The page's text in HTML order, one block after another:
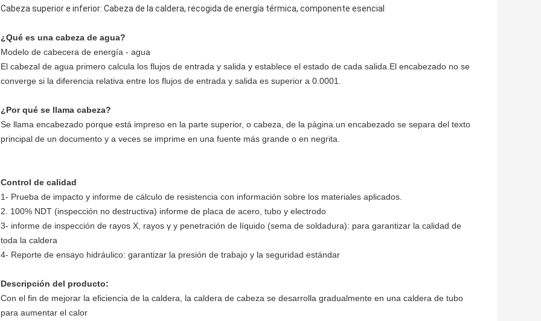
Cabeza superior e inferior: Cabeza de la caldera, recogida de energía térmica, componente esencial
¿Qué es una cabeza de agua?
Modelo de cabecera de energía - agua
El cabezal de agua primero calcula los flujos de entrada y salida y establece el estado de cada salida.El encabezado no se
converge si la diferencia relativa entre los flujos de entrada y salida es superior a 0.0001.
¿Por qué se llama cabeza?
Se llama encabezado porque está impreso en la parte superior, o cabeza, de la página.un encabezado se separa del texto
principal de un documento y a veces se imprime en una fuente más grande o en negrita.
Control de calidad
1- Prueba de impacto y informe de cálculo de resistencia con información sobre los materiales aplicados.
2. 100% NDT (inspección no destructiva) informe de placa de acero, tubo y electrodo
3- informe de inspección de rayos X, rayos γ y penetración de líquido (sema de soldadura): para garantizar la calidad de
toda la caldera
4- Reporte de ensayo hidráulico: garantizar la presión de trabajo y la seguridad estándar
Descripción del producto:
Con el fin de mejorar la eficiencia de la caldera, la caldera de cabeza se desarrolla gradualmente en una caldera de tubo
para aumentar el calor